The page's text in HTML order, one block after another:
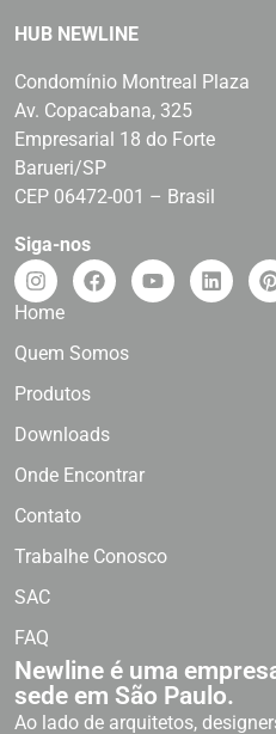
HUB NEWLINE
Condomínio Montreal Plaza
Av. Copacabana, 325
Empresarial 18 do Forte
Barueri/SP
CEP 06472-001 – Brasil
Siga-nos
Home
Quem Somos
Produtos
Downloads
Onde Encontrar
Contato
Trabalhe Conosco
SAC
FAQ
Newline é uma
sede em São Paulo.
Ao lado de arquitetos,